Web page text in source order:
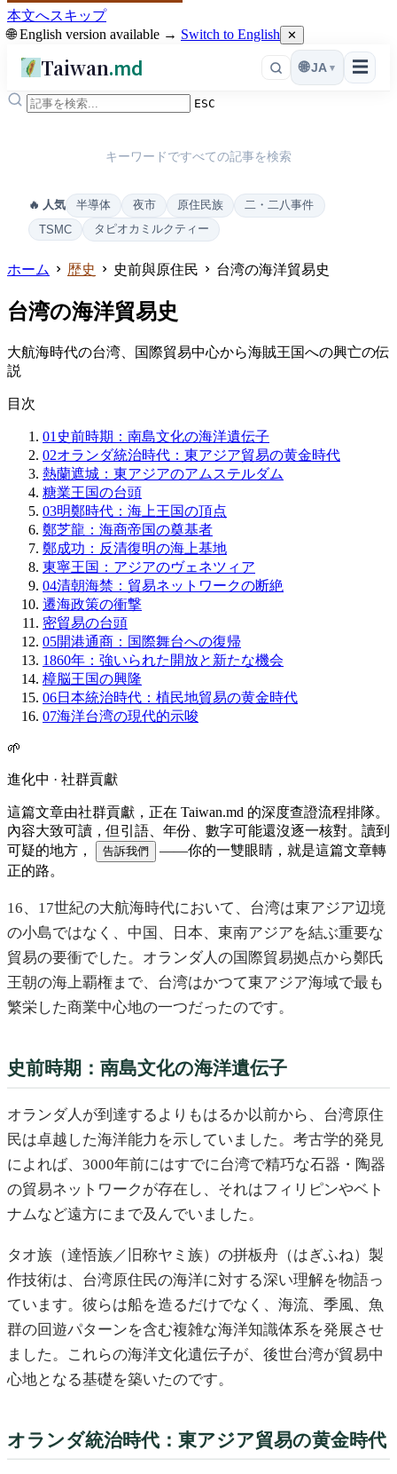
本文へスキップ
🌐 English version available → Switch to English ✕
Taiwan.md ☰
🌐 JA ▾
ESC
キーワードですべての記事を検索
🔥 人気 半導体 夜市 原住民族
二・二八事件
TSMC
タピオカミルクティー
ホーム 歴史 史前與原住民 台湾の海洋貿易史
台湾の海洋貿易史
大航海時代の台湾、国際貿易中心から海賊王国への興亡の伝
説
目次
01 史前時期：南島文化の海洋遺伝子
02オランダ統治時代：東アジア貿易の黄金時代
熱蘭遮城：東アジアのアムステルダム
糖業王国の台頭
03明鄭時代：海上王国の頂点
鄭芝龍：海商帝国の奠基者
鄭成功：反清復明の海上基地
東寧王国：アジアのヴェネツィア
04清朝海禁：貿易ネットワークの断絶
遷海政策の衝撃
密貿易の台頭
05開港通商：国際舞台への復帰
1860年：強いられた開放と新たな機会
樟脳王国の興隆
06日本統治時代：植民地貿易の黄金時代
07海洋台湾の現代的示唆
🌱
進化中 · 社群貢獻
這篇文章由社群貢獻，正在 Taiwan.md 的深度查證流程排隊。
內容大致可讀，但引語、年份、數字可能還沒逐一核對。讀到
可疑的地方，
告訴我們
——你的一雙眼睛，就是這篇文章轉
正的路。
16、17世紀の大航海時代において、台湾は東アジア辺境
の小島ではなく、中国、日本、東南アジアを結ぶ重要な
貿易の要衝でした。オランダ人の国際貿易拠点から鄭氏
王朝の海上覇権まで、台湾はかつて東アジア海域で最も
繁栄した商業中心地の一つだったのです。
史前時期：南島文化の海洋遺伝子
オランダ人が到達するよりもはるか以前から、台湾原住
民は卓越した海洋能力を示していました。考古学的発見
によれば、3000年前にはすでに台湾で精巧な石器・陶器
の貿易ネットワークが存在し、それはフィリピンやベト
ナムなど遠方にまで及んでいました。
タオ族（達悟族／旧称ヤミ族）の拼板舟（はぎふね）製
作技術は、台湾原住民の海洋に対する深い理解を物語っ
ています。彼らは船を造るだけでなく、海流、季風、魚
群の回遊パターンを含む複雑な海洋知識体系を発展させ
ました。これらの海洋文化遺伝子が、後世台湾が貿易中
心地となる基礎を築いたのです。
オランダ統治時代：東アジア貿易の黄金時代